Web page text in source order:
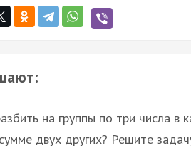
на группы по три числа в
двух других? Решите